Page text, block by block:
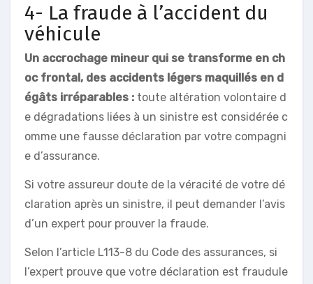
4- La fraude à l’accident du
véhicule
Un accrochage mineur qui se transforme en ch
oc frontal, des accidents légers maquillés en d
égâts irréparables : toute altération volontaire d
e dégradations liées à un sinistre est considérée c
omme une fausse déclaration par votre compagni
e d’assurance.
Si votre assureur doute de la véracité de votre dé
claration après un sinistre, il peut demander l’avis
d’un expert pour prouver la fraude.
Selon l’article L113-8 du Code des assurances, si
l’expert prouve que votre déclaration est fraudule